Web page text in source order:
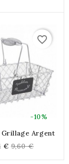
-10%
favorite_border
Grillage Argent
€ Regular
price
9,60 €